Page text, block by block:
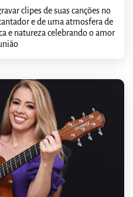
clipes de suas canções no
e de uma atmosfera de
e natureza celebrando o amor